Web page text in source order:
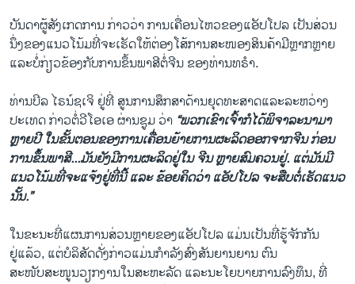
ບັນດາຜູ້ສັງເກດການ ກ່າວວ່າ ການເຄື່ອນໄຫວຂອງແອັປໂປລ ເປັນສ່ວນ
ນຶ່ງຂອງແນວໂນ້ມທີ່ຈະເຮັດໃຫ້ຕ່ອງໂສ້ການສະໜອງສິນຄ້າມີຫຼາກຫຼາຍ
ແລະບໍ່ກ່ຽວຂ້ອງກັບການຂຶ້ນພາສີຕໍ່ຈີນ ຂອງທ່ານທຣຳ.
ທ່ານບີລ ໄຣນ໌ຊເຈິ ຢູ່ທີ່ ສູນການສຶກສາດ້ານຍຸດທະສາດແລະລະຫວ່າງ
ປະເທດ ກ່າວຕໍ່ວີໂອເອ ຜ່ານຊູມ ວ່າ “ພວກເຂົາເຈົ້າກໍໄດ້ພິຈາລະນາມາ
ຫຼາຍປີ ໃນຂັ້ນຕອນຂອງການເຄື່ອນຍ້າຍການຜະລິດອອກຈາກຈີນ ກ່ອນ
ການຂຶ້ນພາສີ...ມັນຍັງມີການຜະລິດຢູ່ໃນ ຈີນ ຫຼາຍສົມຄວນຢູ່. ແຕ່ມັນມີ
ແນວໂນ້ມທີ່ຈະແຈ້ງຢູ່ທີ່ນີ້ ແລະ ຂ້ອຍຄິດວ່າ ແອັປໂປລ ຈະສືບຕໍ່ເຮັດແນວ
ນັ້ນ.”
ໃນຂະນະທີ່ແຜນການສ່ວນຫຼາຍຂອງແອັປໂປລ ແມ່ນເປັນທີ່ຮູ້ຈັກກັນ
ຢູ່ແລ້ວ, ແຕ່ບໍລິສັດດັ່ງກ່າວແມ່ນກຳລັງສົ່ງສັນຍານຍານ ຕົນ
ສະໜັບສະໜູນວຽກງານໃນສະຫະລັດ ແລະນະໂຍບາຍການລົງທຶນ, ທີ່